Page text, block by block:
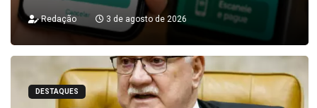
Redação 3 de agosto de 2026
DESTAQUES